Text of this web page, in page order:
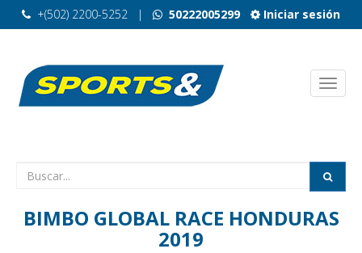
Iniciar sesión
+(502) 2200-5252 | 50222005299
BIMBO GLOBAL RACE HONDURAS
2019